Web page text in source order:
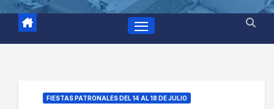
FIESTAS PATRONALES DEL 14 AL 18 DE JULIO